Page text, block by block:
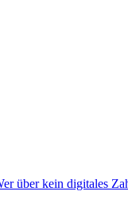
über kein digitales